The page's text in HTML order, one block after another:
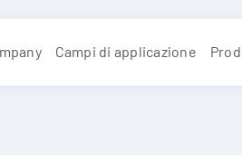
Campi di applicazione